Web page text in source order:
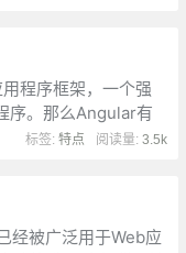
程序框架，一个强
序。那么Angular有
激动人心的特性吧，
阅读量:3.5k
标签:特点
经被广泛用于Web应